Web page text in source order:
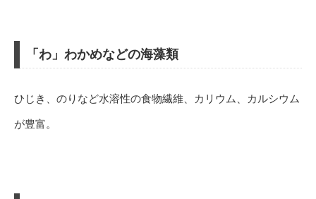
「わ」わかめなどの海藻類
ひじき、のりなど水溶性の食物繊維、カリウム、カルシウム
が豊富。